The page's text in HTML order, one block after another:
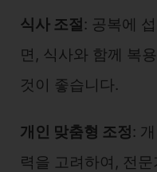
식사 조절 : 공복에
면, 식사와 함께 복
것이 좋습니다.
개인 맞춤형 조정:
력을 고려하여, 전